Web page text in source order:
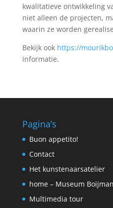
kwalitatieve ontwikkeling
niet alleen de projecten,
waarin ze worden
Bekijk ook https://
informatie.
Pagina’s
Buon appetito!
Contact
Het kunstenaarsatelier
home – Museum
Multimedia tour